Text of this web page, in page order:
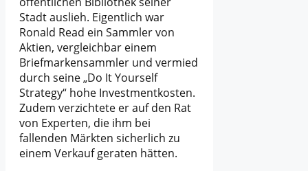
Stadt auslieh. Eigentlich war
Ronald Read ein Sammler von
Aktien, vergleichbar einem
Briefmarkensammler und vermied
durch seine „Do It Yourself
Strategy“ hohe Investmentkosten.
Zudem verzichtete er auf den Rat
von Experten, die ihm bei
fallenden Märkten sicherlich zu
einem Verkauf geraten hätten.